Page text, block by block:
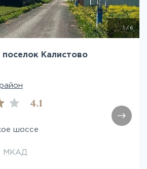
1/6
Калистово
4.1
шоссе
МКАД